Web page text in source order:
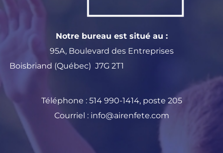
Notre bureau est situé au :
95A, Boulevard des Entreprises
Boisbriand (Québec) J7G 2T1
Téléphone : 514 990-1414, poste 205
Courriel : info@airenfete.com